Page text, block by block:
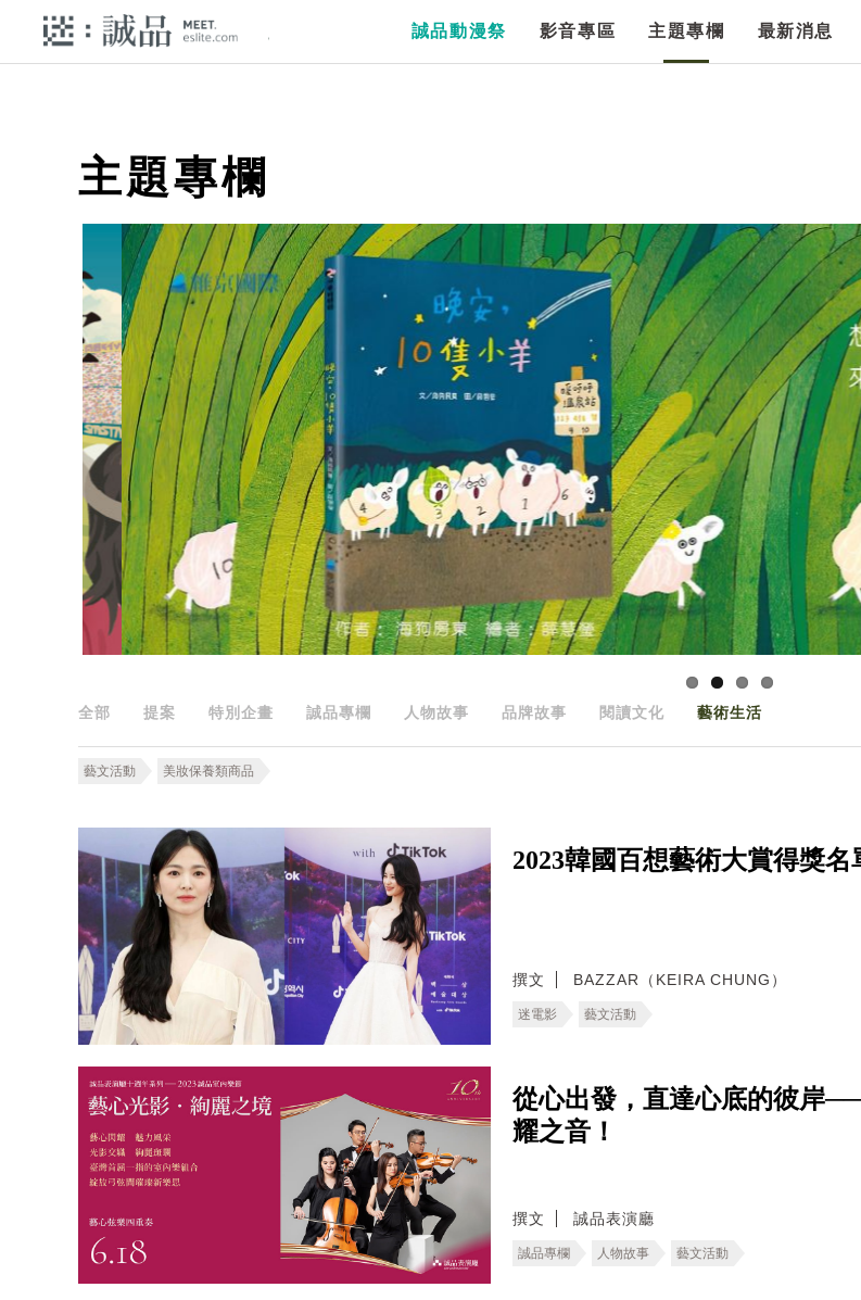
誠品動漫祭 影音專區 主題專欄 最新消息
主題專欄
全部 提案 特別企畫 誠品專欄 人物故事 品牌故事 閱讀文化 藝術生活
藝文活動 美妝保養類商品
2023韓國百想藝術大賞得獎
撰文 BAZZAR（KEIRA CHUNG）
迷電影 藝文活動
從心出發，直達心底的彼岸
耀之音！
撰文 誠品表演廳
誠品專欄 人物故事 藝文活動